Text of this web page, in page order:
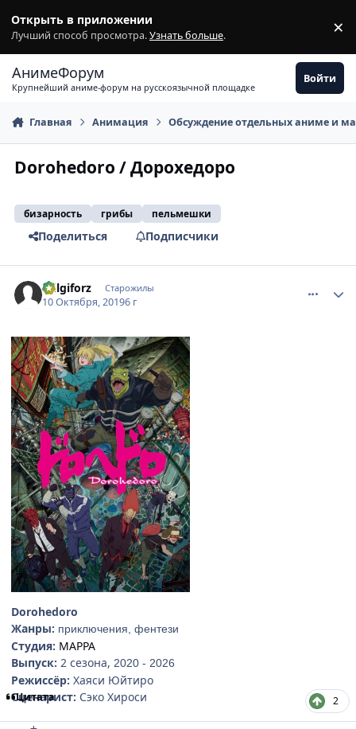
Открыть в приложении
Лучший способ просмотра.Узнать больше. ×
АнимеФорум
Крупнейший аниме-форум на русскоязычной площадке
Войти
Главная Анимация Обсуждение отдельных аниме и
Dorohedoro / Дорохедоро
бизарность грибы пельмешки
Поделиться Подписчики
Wilgiforz Старожилы
10 Октября, 20196 г
Dorohedoro
Жанры: приключения, фентези
Студия: MAPPA
Выпуск: 2 сезона, 2020 - 2026
Режиссёр: Хаяси Юйтиро
Сценарист: Сэко Хироси
Цитата 2